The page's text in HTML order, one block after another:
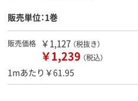
販売単位：1巻
販売価格 ￥1,127 （税抜き）
￥1,239 （税込）
1mあたり￥61.95